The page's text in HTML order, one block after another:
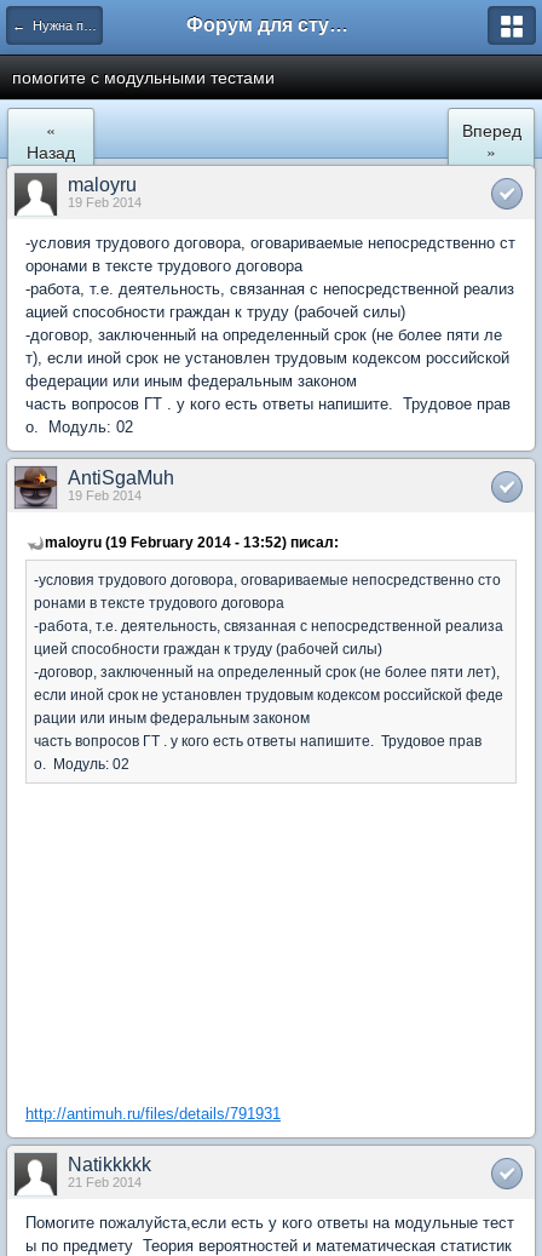
← Нужна помощь Форум для студента СГА
помогите с модульными тестами
«
Назад
Вперед
»
maloyru
19 Feb 2014
-условия трудового договора, оговариваемые непосредственно ст
оронами в тексте трудового договора
-работа, т.е. деятельность, связанная с непосредственной реализ
ацией способности граждан к труду (рабочей силы)
-договор, заключенный на определенный срок (не более пяти ле
т), если иной срок не установлен трудовым кодексом российской
федерации или иным федеральным законом
часть вопросов ГТ . у кого есть ответы напишите. Трудовое прав
о. Модуль: 02
AntiSgaMuh
19 Feb 2014
maloyru (19 February 2014 - 13:52) писал:
-условия трудового договора, оговариваемые непосредственно сто
ронами в тексте трудового договора
-работа, т.е. деятельность, связанная с непосредственной реализа
цией способности граждан к труду (рабочей силы)
-договор, заключенный на определенный срок (не более пяти лет),
если иной срок не установлен трудовым кодексом российской феде
рации или иным федеральным законом
часть вопросов ГТ . у кого есть ответы напишите. Трудовое прав
о. Модуль: 02
http://antimuh.ru/files/details/791931
Natikkkkk
21 Feb 2014
Помогите пожалуйста,если есть у кого ответы на модульные тест
ы по предмету Теория вероятностей и математическая статистик